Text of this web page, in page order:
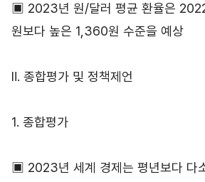
▣ 2023년 원/달러 평균 환율은
원보다 높은 1,360원 수준을 예상
Ⅱ. 종합평가 및 정책제언
1. 종합평가
▣ 2023년 세계 경제는 평년보다 다